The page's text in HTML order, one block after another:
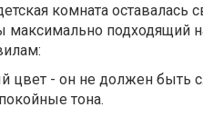
комната
максимально подходящий
цвет - он не должен быть
тона.